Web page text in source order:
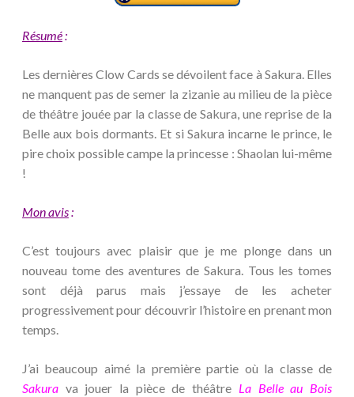
Résumé:
Les dernières Clow Cards se dévoilent face à Sakura. Elles
ne manquent pas de semer la zizanie au milieu de la pièce
de théâtre jouée par la classe de Sakura, une reprise de la
Belle aux bois dormants. Et si Sakura incarne le prince, le
pire choix possible campe la princesse : Shaolan lui-même
!
Mon avis:
C’est toujours avec plaisir que je me plonge dans un
nouveau tome des aventures de Sakura. Tous les tomes
sont déjà parus mais j’essaye de les acheter
progressivement pour découvrir l’histoire en prenant mon
temps.
J’ai beaucoup aimé la première partie où la classe de
Sakura va jouer la pièce de théâtre La Belle au Bois